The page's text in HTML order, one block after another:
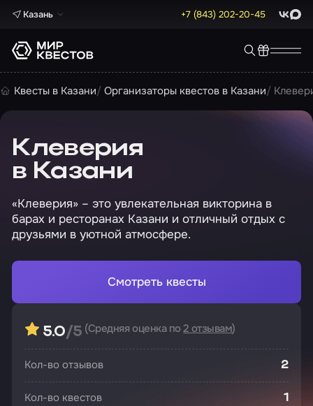
Казань +7 (843) 202-20-45 Max
Квесты в Казани Организаторы квестов в Казани
Клеверия
в Казани
«Клеверия» – это увлекательная викторина в
барах и ресторанах Казани и отличный отдых с
друзьями в уютной атмосфере.
Смотреть квесты
5.0/5 (Средняя оценка по2 отзывам)
Кол-во отзывов 2
Кол-во квестов 1